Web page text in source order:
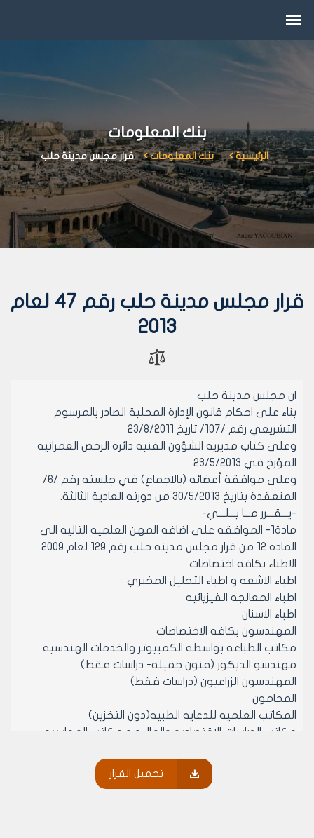
بنك المعلومات
الرئيسية بنك المعلومات قرار مجلس مدينة حلب
قرار مجلس مدينة حلب رقم 47 لعام
2013
ان مجلس مدينة حلب
بناء على احكام قانون الإدارة المحلية الصادر بالمرسوم
التشريعي رقم /107/ تاريخ 23/8/2011
وعلى كتاب مديريه الشؤون الفنيه دائره الرخص العمرانيه
المؤرخ في 23/5/2013
وعلى موافقة أعضائه (بالاجماع) في جلسته رقم /6/
المنعقدة بتاريخ 30/5/2013 من دورته العادية الثالثة.
-يـــقـــرر مـــا يـــلـــي-
مادة1- الموافقه على اضافه المهن العلميه التاليه الى
الماده 12 من قرار مجلس مدينه حلب رقم 129 لعام 2009
الاطباء بكافه اختصاصات
اطباء الاشعه و اطباء التحليل المخبري
اطباء المعالجه الفيزيائيه
اطباء الاسنان
المهندسون بكافه الاختصاصات
مكاتب الطباعه بواسطه الكمبيوتر والخدمات الهندسيه
مهندسو الديكور (فنون جميله- دراسات فقط)
المهندسون الزراعيون (دراسات فقط)
المحامون
المكاتب العلميه للدعايه الطبيه(دون التخزين)
مكاتب الدراسات الاقتصاديه والماليه و مكاتب المحاسبه
مكتب تخليص جمركي وذلك لحمله الاجازه في الاقتصاد
تحميل القرار